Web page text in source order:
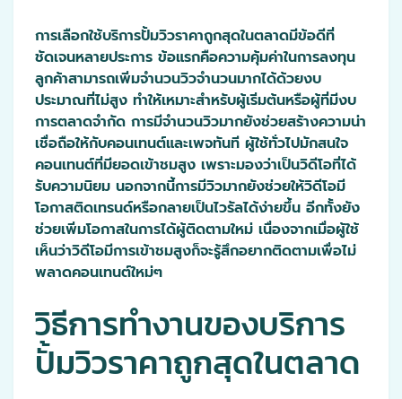
การเลือกใช้บริการปั้มวิวราคาถูกสุดในตลาดมีข้อดีที่
ชัดเจนหลายประการ ข้อแรกคือความคุ้มค่าในการลงทุน
ลูกค้าสามารถเพิ่มจำนวนวิวจำนวนมากได้ด้วยงบ
ประมาณที่ไม่สูง ทำให้เหมาะสำหรับผู้เริ่มต้นหรือผู้ที่มีงบ
การตลาดจำกัด การมีจำนวนวิวมากยังช่วยสร้างความน่า
เชื่อถือให้กับคอนเทนต์และเพจทันที ผู้ใช้ทั่วไปมักสนใจ
คอนเทนต์ที่มียอดเข้าชมสูง เพราะมองว่าเป็นวิดีโอที่ได้
รับความนิยม นอกจากนี้การมีวิวมากยังช่วยให้วิดีโอมี
โอกาสติดเทรนด์หรือกลายเป็นไวรัลได้ง่ายขึ้น อีกทั้งยัง
ช่วยเพิ่มโอกาสในการได้ผู้ติดตามใหม่ เนื่องจากเมื่อผู้ใช้
เห็นว่าวิดีโอมีการเข้าชมสูงก็จะรู้สึกอยากติดตามเพื่อไม่
พลาดคอนเทนต์ใหม่ๆ
วิธีการทำงานของบริการ
ปั้มวิวราคาถูกสุดในตลาด